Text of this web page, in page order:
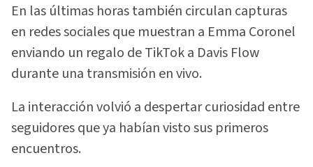
En las últimas horas también circulan capturas
en redes sociales que muestran a Emma Coronel
enviando un regalo de TikTok a Davis Flow
durante una transmisión en vivo.
La interacción volvió a despertar curiosidad entre
seguidores que ya habían visto sus primeros
encuentros.